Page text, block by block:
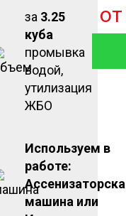
ЗАКАЗАТЬ
за 3.25
куба
промывка
водой,
утилизация
ЖБО
Используем в
работе:
машина или